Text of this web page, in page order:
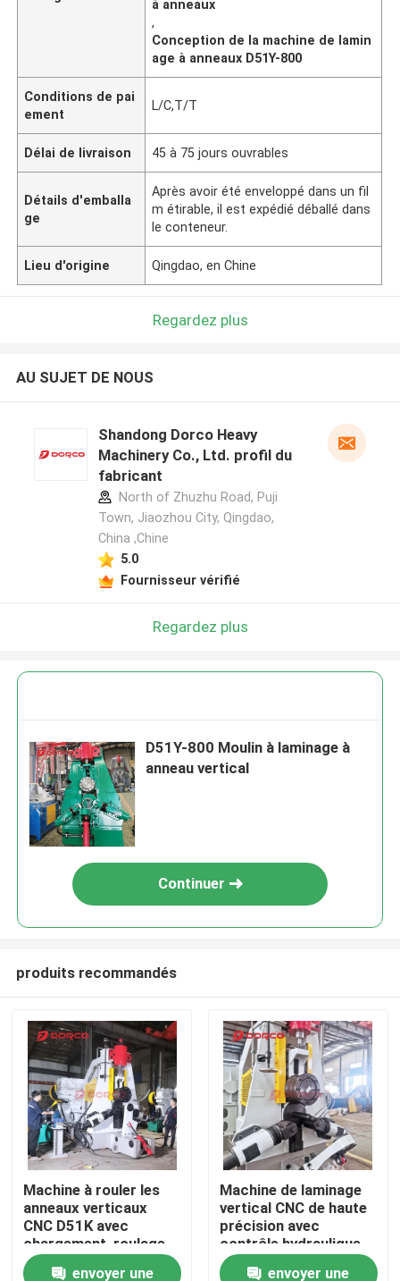
Aperçu
Produits
Vidéos
à anneaux
,
Conception de la machine de lamin
age à anneaux D51Y-800
Conditions de pai
ement
L/C,T/T
Délai de livraison 45 à 75 jours ouvrables
Détails d'emballa
ge
Après avoir été enveloppé dans un fil
m étirable, il est expédié déballé dans
le conteneur.
Lieu d'origine Qingdao, en Chine
Regardez plus
AU SUJET DE NOUS
Shandong Dorco Heavy
Machinery Co., Ltd. profil du
fabricant
North of Zhuzhu Road, Puji
Town, Jiaozhou City, Qingdao,
China ,Chine
5.0
Fournisseur vérifié
Regardez plus
D51Y-800 Moulin à laminage à
anneau vertical
Continuer
produits recommandés
Machine à rouler les
anneaux verticaux
CNC D51K avec
chargement, roulage,
déchargement
envoyer une
Machine de laminage
vertical CNC de haute
précision avec
contrôle hydraulique
CNC pour bagues de
envoyer une